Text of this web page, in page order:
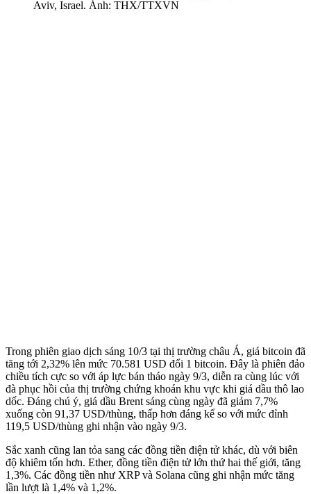
Aviv, Israel. Ảnh: THX/TTXVN
Trong phiên giao dịch sáng 10/3 tại thị trường châu Á, giá bitcoin đã
tăng tới 2,32% lên mức 70.581 USD đổi 1 bitcoin. Đây là phiên đảo
chiều tích cực so với áp lực bán tháo ngày 9/3, diễn ra cùng lúc với
đà phục hồi của thị trường chứng khoán khu vực khi giá dầu thô lao
dốc. Đáng chú ý, giá dầu Brent sáng cùng ngày đã giảm 7,7%
xuống còn 91,37 USD/thùng, thấp hơn đáng kể so với mức đỉnh
119,5 USD/thùng ghi nhận vào ngày 9/3.
Sắc xanh cũng lan tỏa sang các đồng tiền điện tử khác, dù với biên
độ khiêm tốn hơn. Ether, đồng tiền điện tử lớn thứ hai thế giới, tăng
1,3%. Các đồng tiền như XRP và Solana cũng ghi nhận mức tăng
lần lượt là 1,4% và 1,2%.